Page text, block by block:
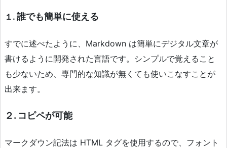
１. 誰でも簡単に使える
すでに述べたように、Markdown は簡単にデジタル文章が
書けるように開発された言語です。シンプルで覚えること
も少ないため、専門的な知識が無くても使いこなすことが
出来ます。
２. コピペが可能
マークダウン記法は HTML タグを使用するので、フォント